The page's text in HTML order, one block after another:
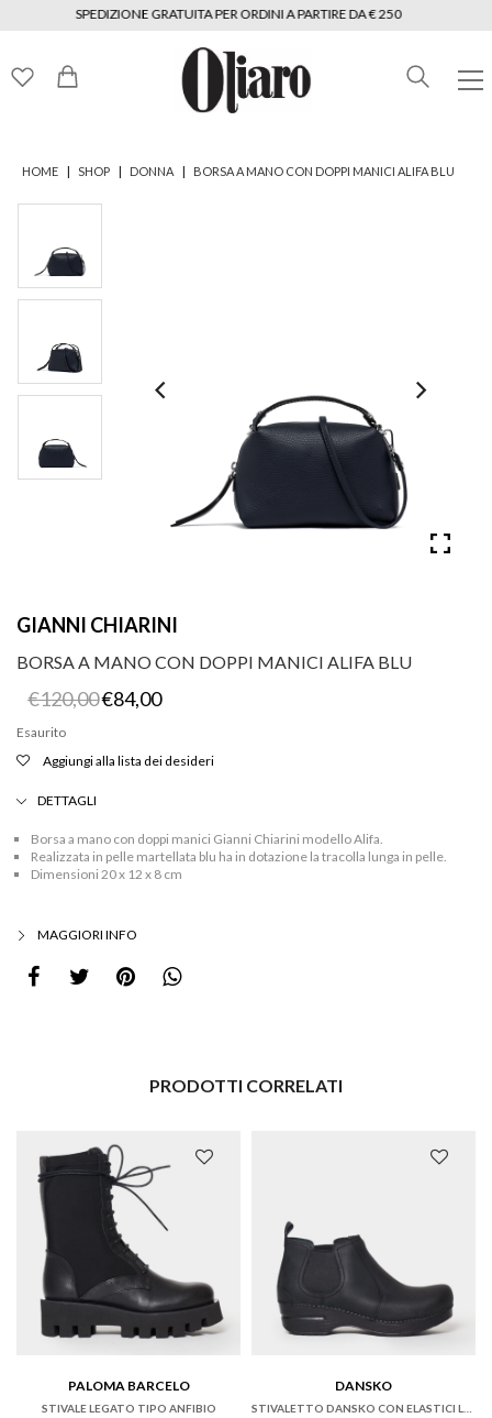
SPEDIZIONE GRATUITA PER ORDINI A PARTIRE DA € 250
HOME | SHOP | DONNA | BORSA A MANO CON DOPPI MANICI ALIFA BLU
GIANNI CHIARINI
BORSA A MANO CON DOPPI MANICI ALIFA BLU
€120,00 Il
prezzo
€120,00.
€84,00Il
prezzo
€84,00.
Esaurito
Aggiungi alla lista dei desideri
DETTAGLI
Borsa a mano con doppi manici Gianni Chiarini modello Alifa.
Realizzata in pelle martellata blu ha in dotazione la tracolla lunga in pelle.
Dimensioni 20 x 12 x 8 cm
MAGGIORI INFO
PRODOTTI CORRELATI
PALOMA BARCELO
STIVALE LEGATO TIPO ANFIBIO
DANSKO